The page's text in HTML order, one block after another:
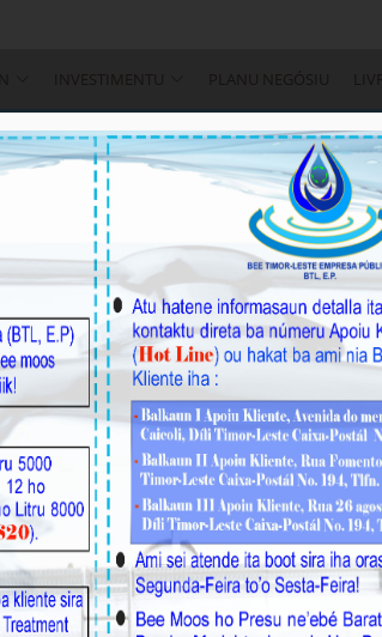
INVESTIMENTU PLANU NEGÓSIU